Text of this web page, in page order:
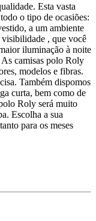
Esta vasta
o tipo de ocasiões:
a um ambiente
, que você
iluminação à noite
As camisas polo Roly
modelos e fibras.
Também dispomos
curta, bem como de
Roly será muito
Escolha a sua
para os meses